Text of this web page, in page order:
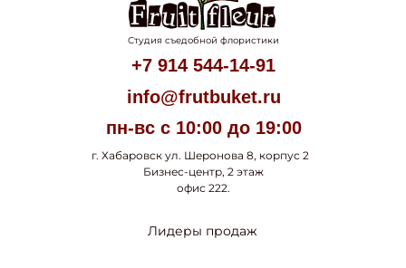
Студия съедобной флористики
+7 914 544-14-91
info@frutbuket.ru
пн-вс с 10:00 до 19:00
г. Хабаровск ул. Шеронова 8, корпус 2
Бизнес-центр, 2 этаж
офис 222.
Лидеры продаж